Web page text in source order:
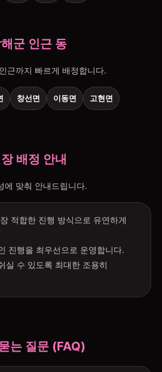
군 인근 동
근까지 빠르게 배정합니다.
창선면 이동면 고현면
배정 안내
에 맞춰 안내드립니다.
적합한 진행 방식으로 유연하게
진행을 최우선으로 운영합니다.
실 수 있도록 최대한 조용히
는 질문 (FAQ)